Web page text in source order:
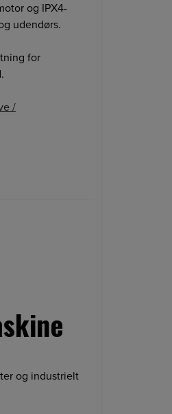
og IPX4-
udendørs.
for
/
og industrielt